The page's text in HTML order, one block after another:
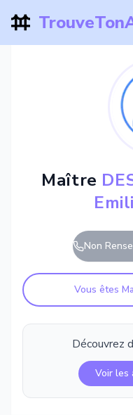
Maître
Non
Vous êtes
Découvrez
Voir les